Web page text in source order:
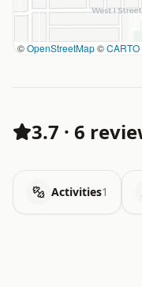
©OpenStreetMap©CARTO
3.7 · 6
Activities1